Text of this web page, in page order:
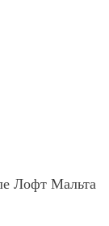
Лофт Мальта